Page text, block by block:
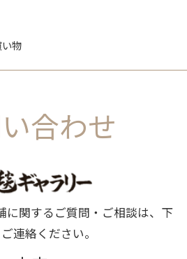
い物
合わせ
に関するご質問・ご相談は、下
連絡ください。